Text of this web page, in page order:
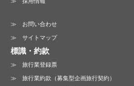
お問い合わせ
サイトマップ
標識・約款
旅行業登録票
旅行業約款（募集型企画旅行契約）